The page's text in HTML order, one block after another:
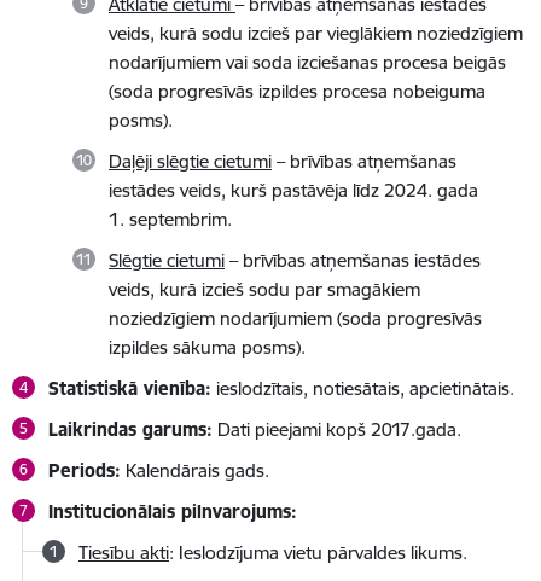
veids, kurā sodu izcieš par vieglākiem noziedzīgiem
nodarījumiem vai soda izciešanas procesa beigās
(soda progresīvās izpildes procesa nobeiguma
posms).
Daļēji slēgtie cietumi – brīvības atņemšanas
iestādes veids, kurš pastāvēja līdz 2024. gada
1. septembrim.
Slēgtie cietumi – brīvības atņemšanas iestādes
veids, kurā izcieš sodu par smagākiem
noziedzīgiem nodarījumiem (soda progresīvās
izpildes sākuma posms).
Statistiskā vienība: ieslodzītais, notiesātais, apcietinātais.
Laikrindas garums: Dati pieejami kopš 2017.gada.
Periods: Kalendārais gads.
Institucionālais pilnvarojums:
Tiesību akti: Ieslodzījuma vietu pārvaldes likums.